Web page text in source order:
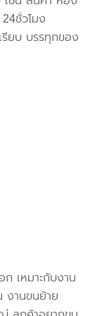
ชั่วโมง
รียบ บรรทุกของ
เหมาะกับงาน
งานขนย้าย